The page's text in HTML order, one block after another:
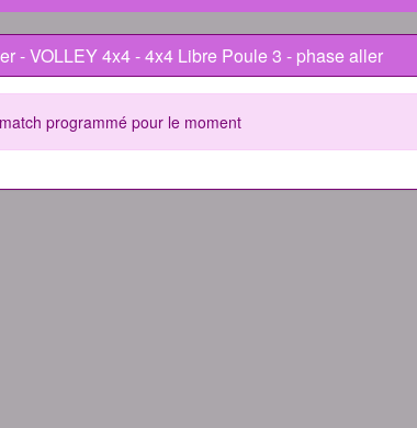
- VOLLEY 4x4 - 4x4 Libre Poule 3 - phase aller
programmé pour le moment